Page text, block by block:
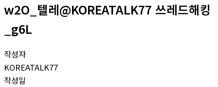
w2O_텔레@KOREATALK77 쓰레드해킹
_g6L
작성자
KOREATALK77
작성일